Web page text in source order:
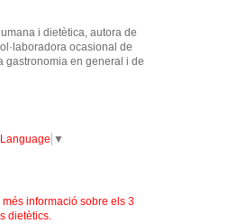
i dietètica, autora de
ocasional de
gastronomia en general i de
▼
informació sobre els 3
dietètics.